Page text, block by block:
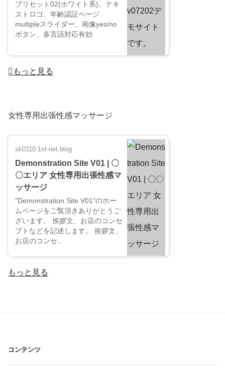
プリセット02(ホワイト系)、テキ
ストロゴ、年齢認証ページ
multipleスライダー、画像yes/no
ボタン、多言語対応有効
もっと見る
女性専用出張性感マッサージ
sk0110.1st-net.blog
Demonstration Site V01 | 〇
〇エリア 女性専用出張性感マ
ッサージ
"Demonstration Site V01"のホー
ムページをご覧頂きありがとうご
ざいます。 挨拶文、お店のコンセ
プトなどを記述します。 挨拶文、
お店のコンセ...
もっと見る
コンテンツ